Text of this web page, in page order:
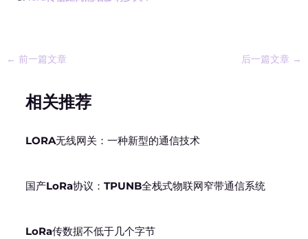
← 前一篇文章 后一篇文章 →
相关推荐
LORA无线网关：一种新型的通信技术
国产LoRa协议：TPUNB全栈式物联网窄带通信系统
LoRa传数据不低于几个字节